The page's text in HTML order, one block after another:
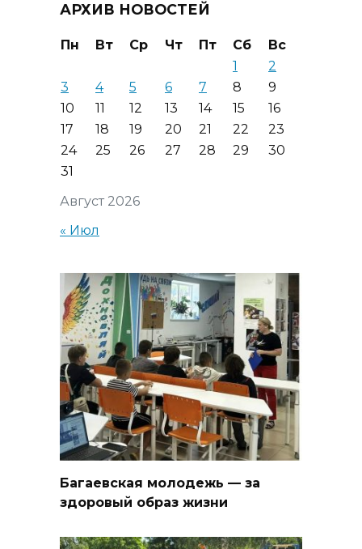
АРХИВ НОВОСТЕЙ
Август 2026
Пн Вт Ср Чт Пт Сб
Вс
1
2
3
4 5 6 7 8
9
10
11 12 13 14 15
16
17
18 19 20 21 22
23
24
25 26 27 28 29
30
31
« Июл
Багаевская молодежь — за
здоровый образ жизни